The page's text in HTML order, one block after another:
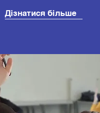
Дізнатися більше